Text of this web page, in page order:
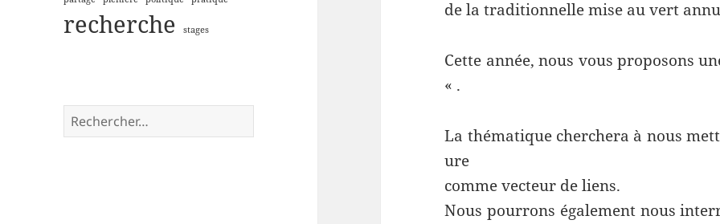
recherche stages
Rechercher :
de la traditionnelle mise au vert
Cette année,nous vous proposons
« .
La thématique cherchera à nous
ure
comme vecteur de liens.
Nous pourrons également nous